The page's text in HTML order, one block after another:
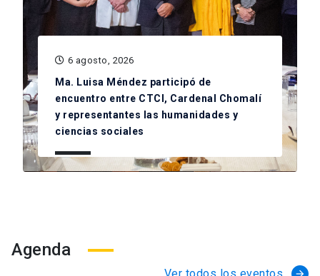
6 agosto, 2026
Ma. Luisa Méndez participó de
encuentro entre CTCI, Cardenal Chomalí
y representantes las humanidades y
ciencias sociales
Agenda